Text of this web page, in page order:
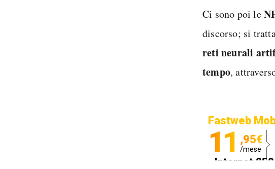
Ci sono poi le
discorso; si
reti neurali
tempo,
Fastweb
11 ,95€
/mese
Internet